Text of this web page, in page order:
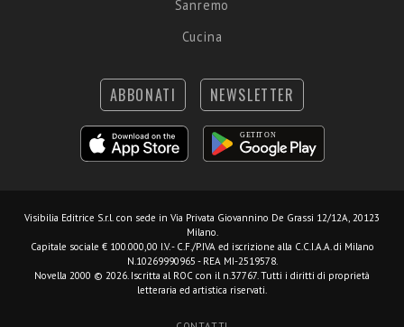
Sanremo
Cucina
ABBONATI NEWSLETTER
Visibilia Editrice S.r.l. con sede in Via Privata Giovannino De Grassi 12/12A, 20123
Milano.
Capitale sociale € 100.000,00 I.V. - C.F./P.IVA ed iscrizione alla C.C.I.A.A. di Milano
N.10269990965 - REA MI-2519578.
Novella 2000 © 2026. Iscritta al ROC con il n.37767. Tutti i diritti di proprietà
letteraria ed artistica riservati.